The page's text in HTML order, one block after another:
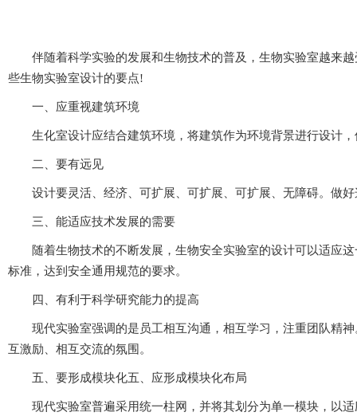
伴随着科学实验的发展和生物技术的普及，生物实验室越来越受
些生物实验室设计的要点!
一、应重视建筑环境
生化室设计应结合建筑环境，将建筑作为环境背景进行设计，使
二、要有远见
设计要灵活、经济、可扩展、可扩展、可扩展、无障碍
三、能适应技术发展的需要
随着生物技术的不断发展，生物安全实验室的设计可以适应这一
标准，达到安全通用规范的要求。
四、有利于科学研究能力的提高
现代实验室强调的是员工相互沟通，相互学习，注重团队精神
互激励、相互交流的氛围。
五、要形成模块化五、应形成模块化布局
现代实验室普遍采用统一柱网，并将其划分为单一模块，以适